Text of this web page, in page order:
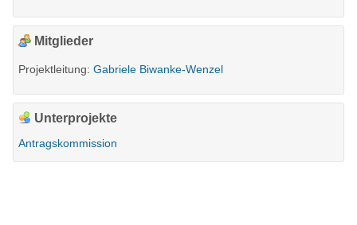
Mitglieder
Projektleitung: Gabriele Biwanke-Wenzel
Unterprojekte
Antragskommission